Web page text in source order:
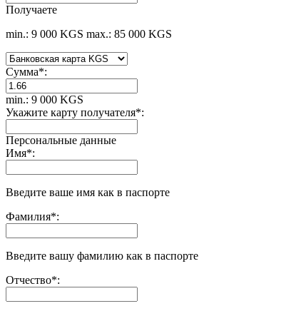
Получаете
min.: 9 000 KGS max.: 85 000 KGS
Сумма*:
min.: 9 000 KGS
Укажите карту получателя*:
Персональные данные
Имя*:
Введите ваше имя как в паспорте
Фамилия*:
Введите вашу фамилию как в паспорте
Отчество*: